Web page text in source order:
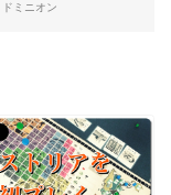
ミニオン